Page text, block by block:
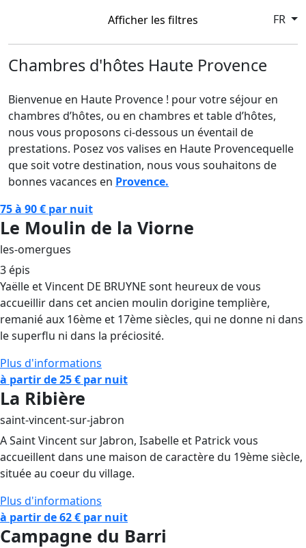
FR
Afficher les filtres
Chambres d'hôtes Haute Provence
Bienvenue en Haute Provence ! pour votre séjour en
chambres d’hôtes, ou en chambres et table d’hôtes,
nous vous proposons ci-dessous un éventail de
prestations. Posez vos valises en Haute Provencequelle
que soit votre destination, nous vous souhaitons de
bonnes vacances en Provence.
75 à 90 € par nuit
Le Moulin de la Viorne
les-omergues
3 épis
Yaëlle et Vincent DE BRUYNE sont heureux de vous
accueillir dans cet ancien moulin dorigine templière,
remanié aux 16ème et 17ème siècles, qui ne donne ni dans
le superflu ni dans la préciosité.
Plus d'informations
à partir de 25 € par nuit
La Ribière
saint-vincent-sur-jabron
A Saint Vincent sur Jabron, Isabelle et Patrick vous
accueillent dans une maison de caractère du 19ème siècle,
située au coeur du village.
Plus d'informations
à partir de 62 € par nuit
Campagne du Barri